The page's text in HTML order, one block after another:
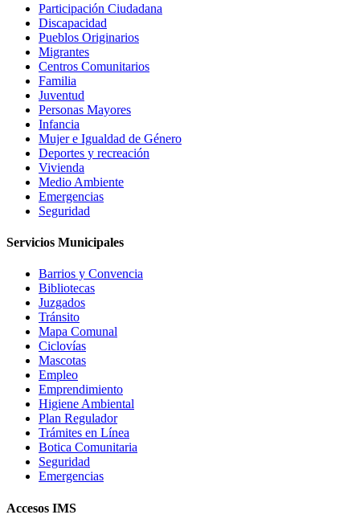
Participación Ciudadana
Discapacidad
Pueblos Originarios
Migrantes
Centros Comunitarios
Familia
Juventud
Personas Mayores
Infancia
Mujer e Igualdad de Género
Deportes y recreación
Vivienda
Medio Ambiente
Emergencias
Seguridad
Servicios Municipales
Barrios y Convencia
Bibliotecas
Juzgados
Tránsito
Mapa Comunal
Ciclovías
Mascotas
Empleo
Emprendimiento
Higiene Ambiental
Plan Regulador
Trámites en Línea
Botica Comunitaria
Seguridad
Emergencias
Accesos IMS